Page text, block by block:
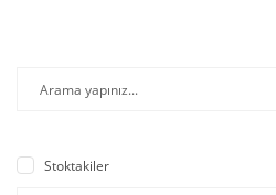
Stoktakiler